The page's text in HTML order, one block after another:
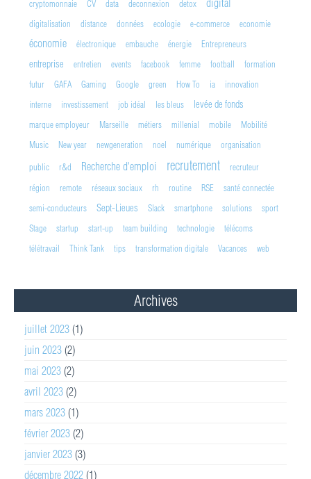
cryptomonnaie CV data deconnexion detox
digitalisation distance données ecologie e-commerce economie
économie électronique embauche énergie Entrepreneurs
entreprise entretien events facebook femme football
formation
futur
GAFA Gaming Google green How To ia
innovation
interne
investissement job idéal les bleus levée de fonds
marque employeur Marseille métiers millenial mobile
Mobilité
Music
New year newgeneration noel numérique
organisation
public
r&d Recherche d'emploi recrutement
recruteur
région
remote réseaux sociaux rh routine RSE
santé connectée
semi-conducteurs
Sept-Lieues Slack smartphone solutions
sport
Stage
startup start-up team building technologie
télécoms
télétravail
Think Tank tips transformation digitale Vacances web
Archives
juillet 2023 (1)
juin 2023 (2)
mai 2023 (2)
avril 2023 (2)
mars 2023 (1)
février 2023 (2)
janvier 2023 (3)
décembre 2022 (1)